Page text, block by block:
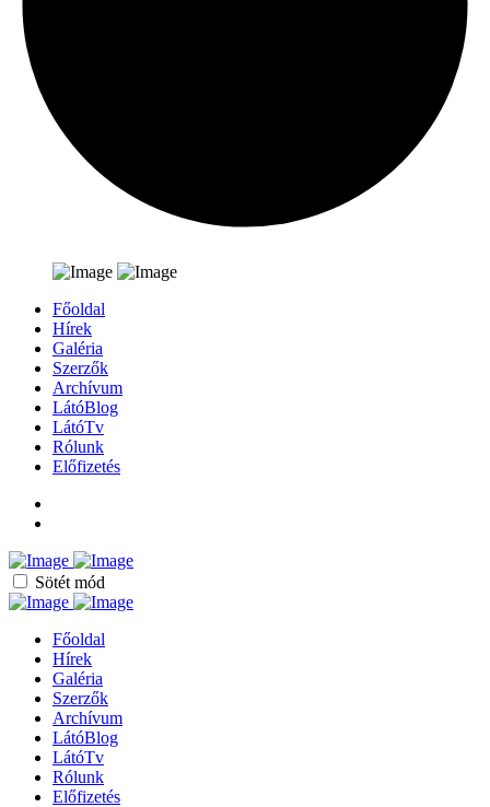
Főoldal
Hírek
Galéria
Szerzők
Archívum
LátóBlog
LátóTv
Rólunk
Előfizetés
Sötét mód
Főoldal
Hírek
Galéria
Szerzők
Archívum
LátóBlog
LátóTv
Rólunk
Előfizetés